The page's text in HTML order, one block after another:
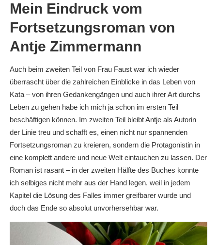
Mein Eindruck vom
Fortsetzungsroman von
Antje Zimmermann
Auch beim zweiten Teil von Frau Faust war ich wieder
überrascht über die zahlreichen Einblicke in das Leben von
Kata – von ihren Gedankengängen und auch ihrer Art durchs
Leben zu gehen habe ich mich ja schon im ersten Teil
beschäftigen können. Im zweiten Teil bleibt Antje als Autorin
der Linie treu und schafft es, einen nicht nur spannenden
Fortsetzungsroman zu kreieren, sondern die Protagonistin in
eine komplett andere und neue Welt eintauchen zu lassen. Der
Roman ist rasant – in der zweiten Hälfte des Buches konnte
ich selbiges nicht mehr aus der Hand legen, weil in jedem
Kapitel die Lösung des Falles immer greifbarer wurde und
doch das Ende so absolut unvorhersehbar war.